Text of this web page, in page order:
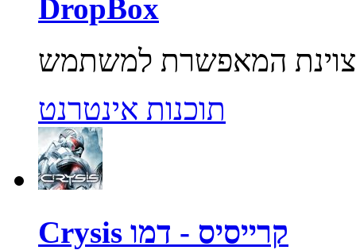
DropBox
תוכנות אינטרנט
Crysis קרייסיס - דמו